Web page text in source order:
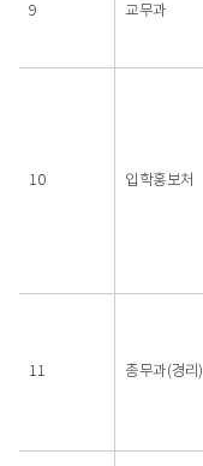
9 교무과
10 입학홍보처
11 총무과(경리)